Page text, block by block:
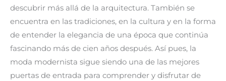
descubrir más allá de la arquitectura. También se
encuentra en las tradiciones, en la cultura y en la forma
de entender la elegancia de una época que continúa
fascinando más de cien años después. Así pues, la
moda modernista sigue siendo una de las mejores
puertas de entrada para comprender y disfrutar de